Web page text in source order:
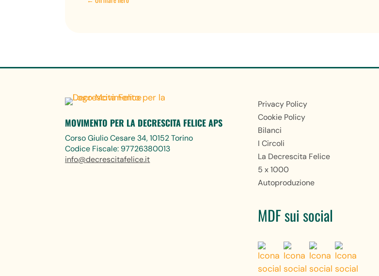
MOVIMENTO PER LA DECRESCITA FELICE APS
Corso Giulio Cesare 34, 10152 Torino
Codice Fiscale: 97726380013
info@decrescitafelice.it
Privacy Policy
Cookie Policy
Bilanci
I Circoli
La Decrescita Felice
5 x 1000
Autoproduzione
MDF sui social